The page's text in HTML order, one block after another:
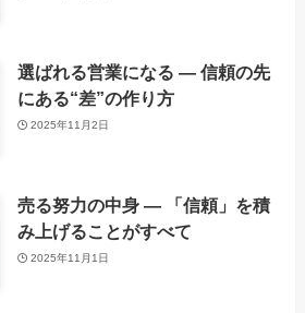
選ばれる営業になる ― 信頼の先
にある“差”の作り方
2025年11月2日
売る努力の中身 ― 「信頼」を積
み上げることがすべて
2025年11月1日